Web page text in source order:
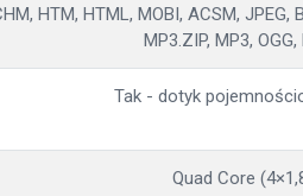
HTM, HTML, MOBI, ACSM, JPEG,
MP3.ZIP, MP3,
Tak - dotyk
Quad Core